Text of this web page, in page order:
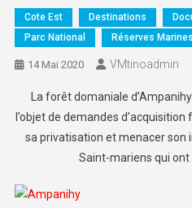
Cote Est Destinations
Parc National
Réserves Marines
14 Mai 2020 VMtinoadmin
La forêt domaniale
l’objet de demandes d’acquisition
sa privatisation et menacer son
Saint-mariens qui ont